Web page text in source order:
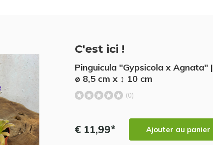
C'est ici !
Pinguicula "Gypsicola x Agnata" |
ø 8,5 cm x ↕ 10 cm
(0)
€ 11,99* Ajouter au panier